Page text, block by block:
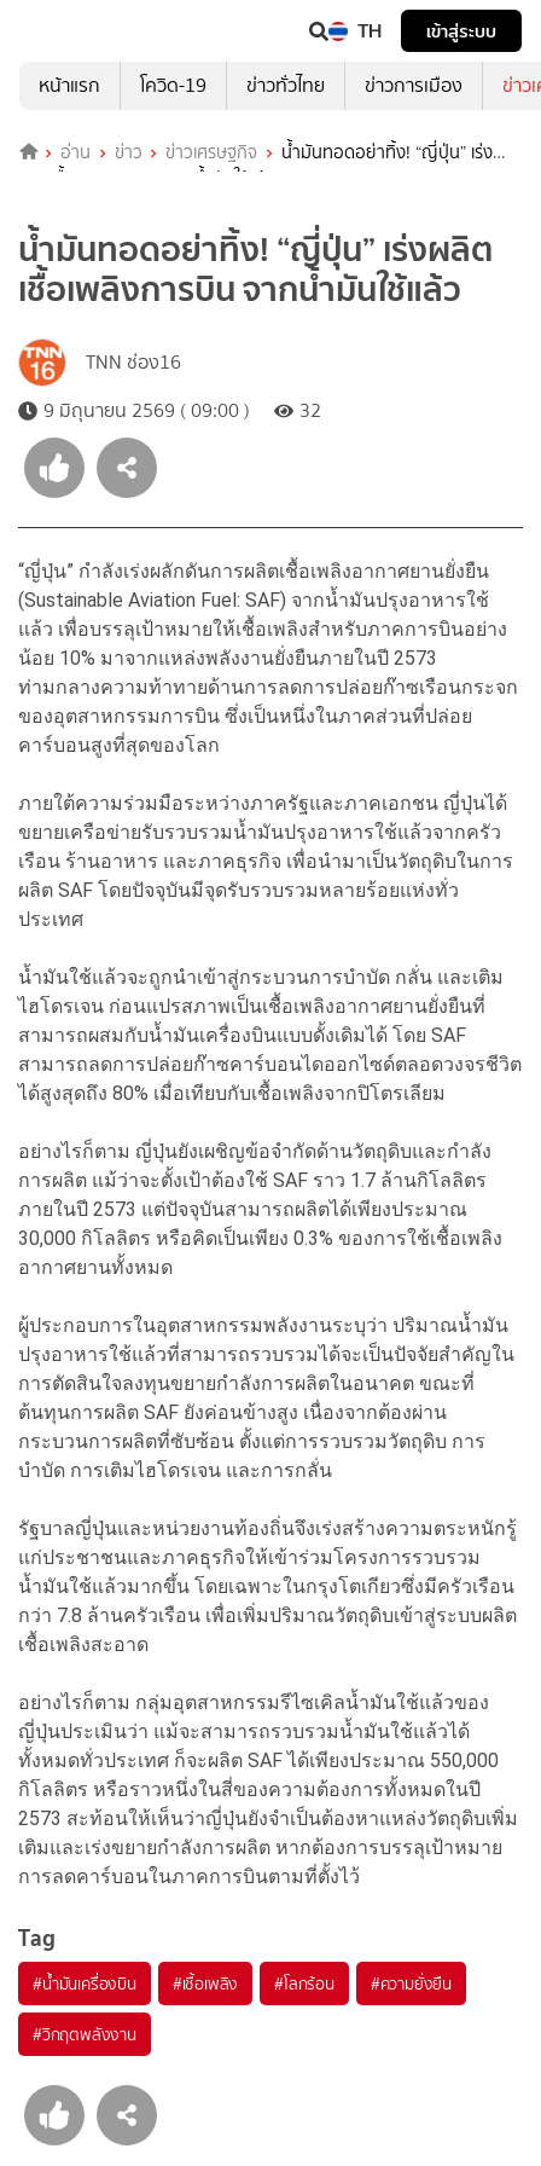
TH
เข้าสู่ระบบ
หน้าแรก
โควิด-19 ข่าวทั่วไทย ข่าวการเมือง ข่าว
อ่าน ข่าว ข่าวเศรษฐกิจ
น้ำมันทอดอย่าทิ้ง! “ญี่ปุ่น” เร่ง
ผลิตเชื้อเพลิงการบิน จากน้ำมันใช้แล้ว
น้ำมันทอดอย่าทิ้ง! “ญี่ปุ่น” เร่งผลิต
เชื้อเพลิงการบิน จากน้ำมันใช้แล้ว
TNN ช่อง16
9 มิถุนายน 2569 ( 09:00 )
32
“ญี่ปุ่น” กำลังเร่งผลักดันการผลิตเชื้อเพลิงอากาศยานยั่งยืน
(Sustainable Aviation Fuel: SAF) จากน้ำมันปรุงอาหารใช้
แล้ว เพื่อบรรลุเป้าหมายให้เชื้อเพลิงสำหรับภาคการบินอย่าง
น้อย 10% มาจากแหล่งพลังงานยั่งยืนภายในปี 2573
ท่ามกลางความท้าทายด้านการลดการปล่อยก๊าซเรือนกระจก
ของอุตสาหกรรมการบิน ซึ่งเป็นหนึ่งในภาคส่วนที่ปล่อย
คาร์บอนสูงที่สุดของโลก
ภายใต้ความร่วมมือระหว่างภาครัฐและภาคเอกชน ญี่ปุ่นได้
ขยายเครือข่ายรับรวบรวมน้ำมันปรุงอาหารใช้แล้วจากครัว
เรือน ร้านอาหาร และภาคธุรกิจ เพื่อนำมาเป็นวัตถุดิบในการ
ผลิต SAF โดยปัจจุบันมีจุดรับรวบรวมหลายร้อยแห่งทั่ว
ประเทศ
น้ำมันใช้แล้วจะถูกนำเข้าสู่กระบวนการบำบัด กลั่น และเติม
ไฮโดรเจน ก่อนแปรสภาพเป็นเชื้อเพลิงอากาศยานยั่งยืนที่
สามารถผสมกับน้ำมันเครื่องบินแบบดั้งเดิมได้ โดย SAF
สามารถลดการปล่อยก๊าซคาร์บอนไดออกไซด์ตลอดวงจรชีวิต
ได้สูงสุดถึง 80% เมื่อเทียบกับเชื้อเพลิงจากปิโตรเลียม
อย่างไรก็ตาม ญี่ปุ่นยังเผชิญข้อจำกัดด้านวัตถุดิบและกำลัง
การผลิต แม้ว่าจะตั้งเป้าต้องใช้ SAF ราว 1.7 ล้านกิโลลิตร
ภายในปี 2573 แต่ปัจจุบันสามารถผลิตได้เพียงประมาณ
30,000 กิโลลิตร หรือคิดเป็นเพียง 0.3% ของการใช้เชื้อเพลิง
อากาศยานทั้งหมด
ผู้ประกอบการในอุตสาหกรรมพลังงานระบุว่า ปริมาณน้ำมัน
ปรุงอาหารใช้แล้วที่สามารถรวบรวมได้จะเป็นปัจจัยสำคัญใน
การตัดสินใจลงทุนขยายกำลังการผลิตในอนาคต ขณะที่
ต้นทุนการผลิต SAF ยังค่อนข้างสูง เนื่องจากต้องผ่าน
กระบวนการผลิตที่ซับซ้อน ตั้งแต่การรวบรวมวัตถุดิบ การ
บำบัด การเติมไฮโดรเจน และการกลั่น
รัฐบาลญี่ปุ่นและหน่วยงานท้องถิ่นจึงเร่งสร้างความตระหนักรู้
แก่ประชาชนและภาคธุรกิจให้เข้าร่วมโครงการรวบรวม
น้ำมันใช้แล้วมากขึ้น โดยเฉพาะในกรุงโตเกียวซึ่งมีครัวเรือน
กว่า 7.8 ล้านครัวเรือน เพื่อเพิ่มปริมาณวัตถุดิบเข้าสู่ระบบผลิต
เชื้อเพลิงสะอาด
อย่างไรก็ตาม กลุ่มอุตสาหกรรมรีไซเคิลน้ำมันใช้แล้วของ
ญี่ปุ่นประเมินว่า แม้จะสามารถรวบรวมน้ำมันใช้แล้วได้
ทั้งหมดทั่วประเทศ ก็จะผลิต SAF ได้เพียงประมาณ 550,000
กิโลลิตร หรือราวหนึ่งในสี่ของความต้องการทั้งหมดในปี
2573 สะท้อนให้เห็นว่าญี่ปุ่นยังจำเป็นต้องหาแหล่งวัตถุดิบเพิ่ม
เติมและเร่งขยายกำลังการผลิต หากต้องการบรรลุเป้าหมาย
การลดคาร์บอนในภาคการบินตามที่ตั้งไว้
Tag
#น้ำมันเครื่องบิน #เชื้อเพลิง #โลกร้อน #ความยั่งยืน
#วิกฤตพลังงาน